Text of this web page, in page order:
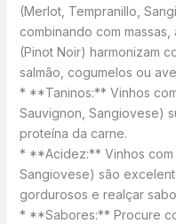
(Merlot, Tempranillo,
combinando com
(Pinot Noir) harmonizam
salmão, cogumelos ou
* **Taninos:** Vinhos
Sauvignon, Sangiovese)
proteína da carne.
* **Acidez:** Vinhos com
Sangiovese) são
gordurosos e realçar
* **Sabores:** Procure